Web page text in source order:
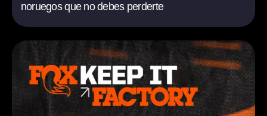
noruegos que no debes perderte